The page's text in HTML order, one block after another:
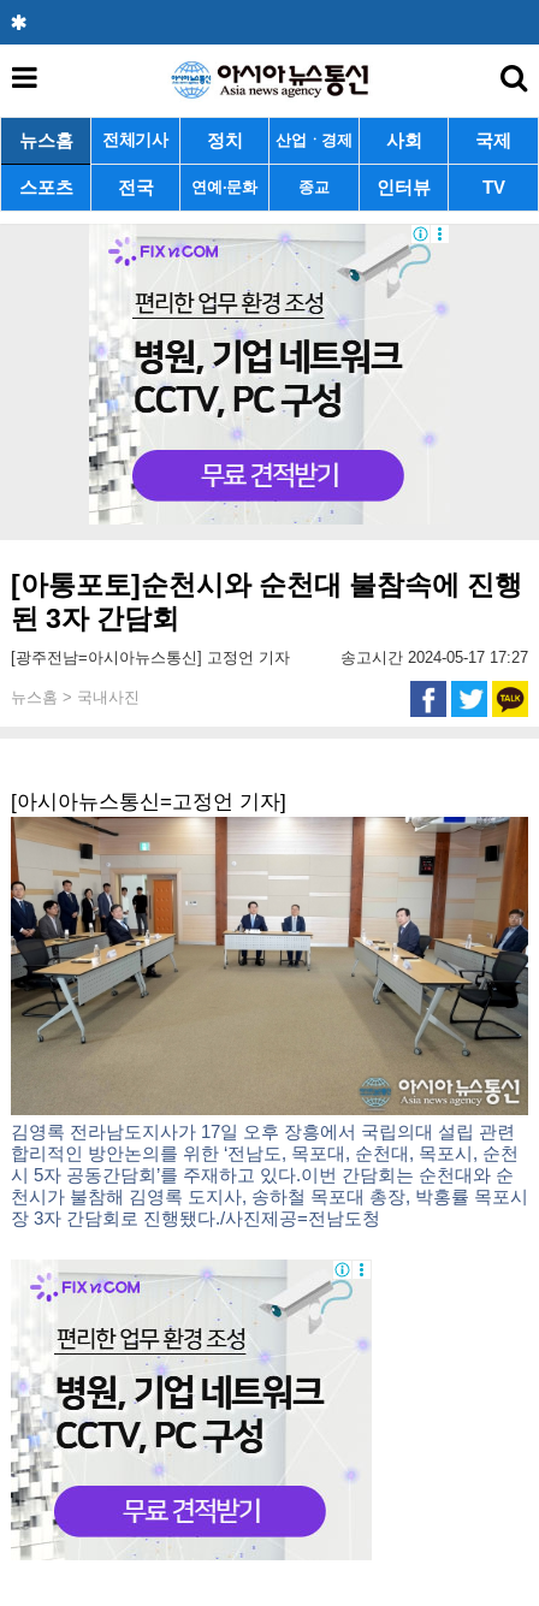
뉴스홈 전체기사 정치 산업ㆍ경제 사회 국제
스포츠 전국 연예·문화 종교 인터뷰 TV
[아통포토]순천시와 순천대 불참속에 진행
된 3자 간담회
[광주전남=아시아뉴스통신] 고정언 기자 송고시간 2024-05-17 17:27
뉴스홈 > 국내사진
[아시아뉴스통신=고정언 기자]
김영록 전라남도지사가 17일 오후 장흥에서 국립의대 설립 관련
합리적인 방안논의를 위한 ‘전남도, 목포대, 순천대, 목포시, 순천
시 5자 공동간담회’를 주재하고 있다.이번 간담회는 순천대와 순
천시가 불참해 김영록 도지사, 송하철 목포대 총장, 박홍률 목포시
장 3자 간담회로 진행됐다./사진제공=전남도청